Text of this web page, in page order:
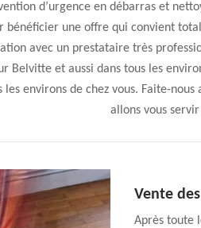
d’urgence en débarras et
bénéficier une offre qui convient
avec un prestataire très
Belvitte et aussi dans tous les
les environs de chez vous. Faite-
allons vous
Vente
Après toute